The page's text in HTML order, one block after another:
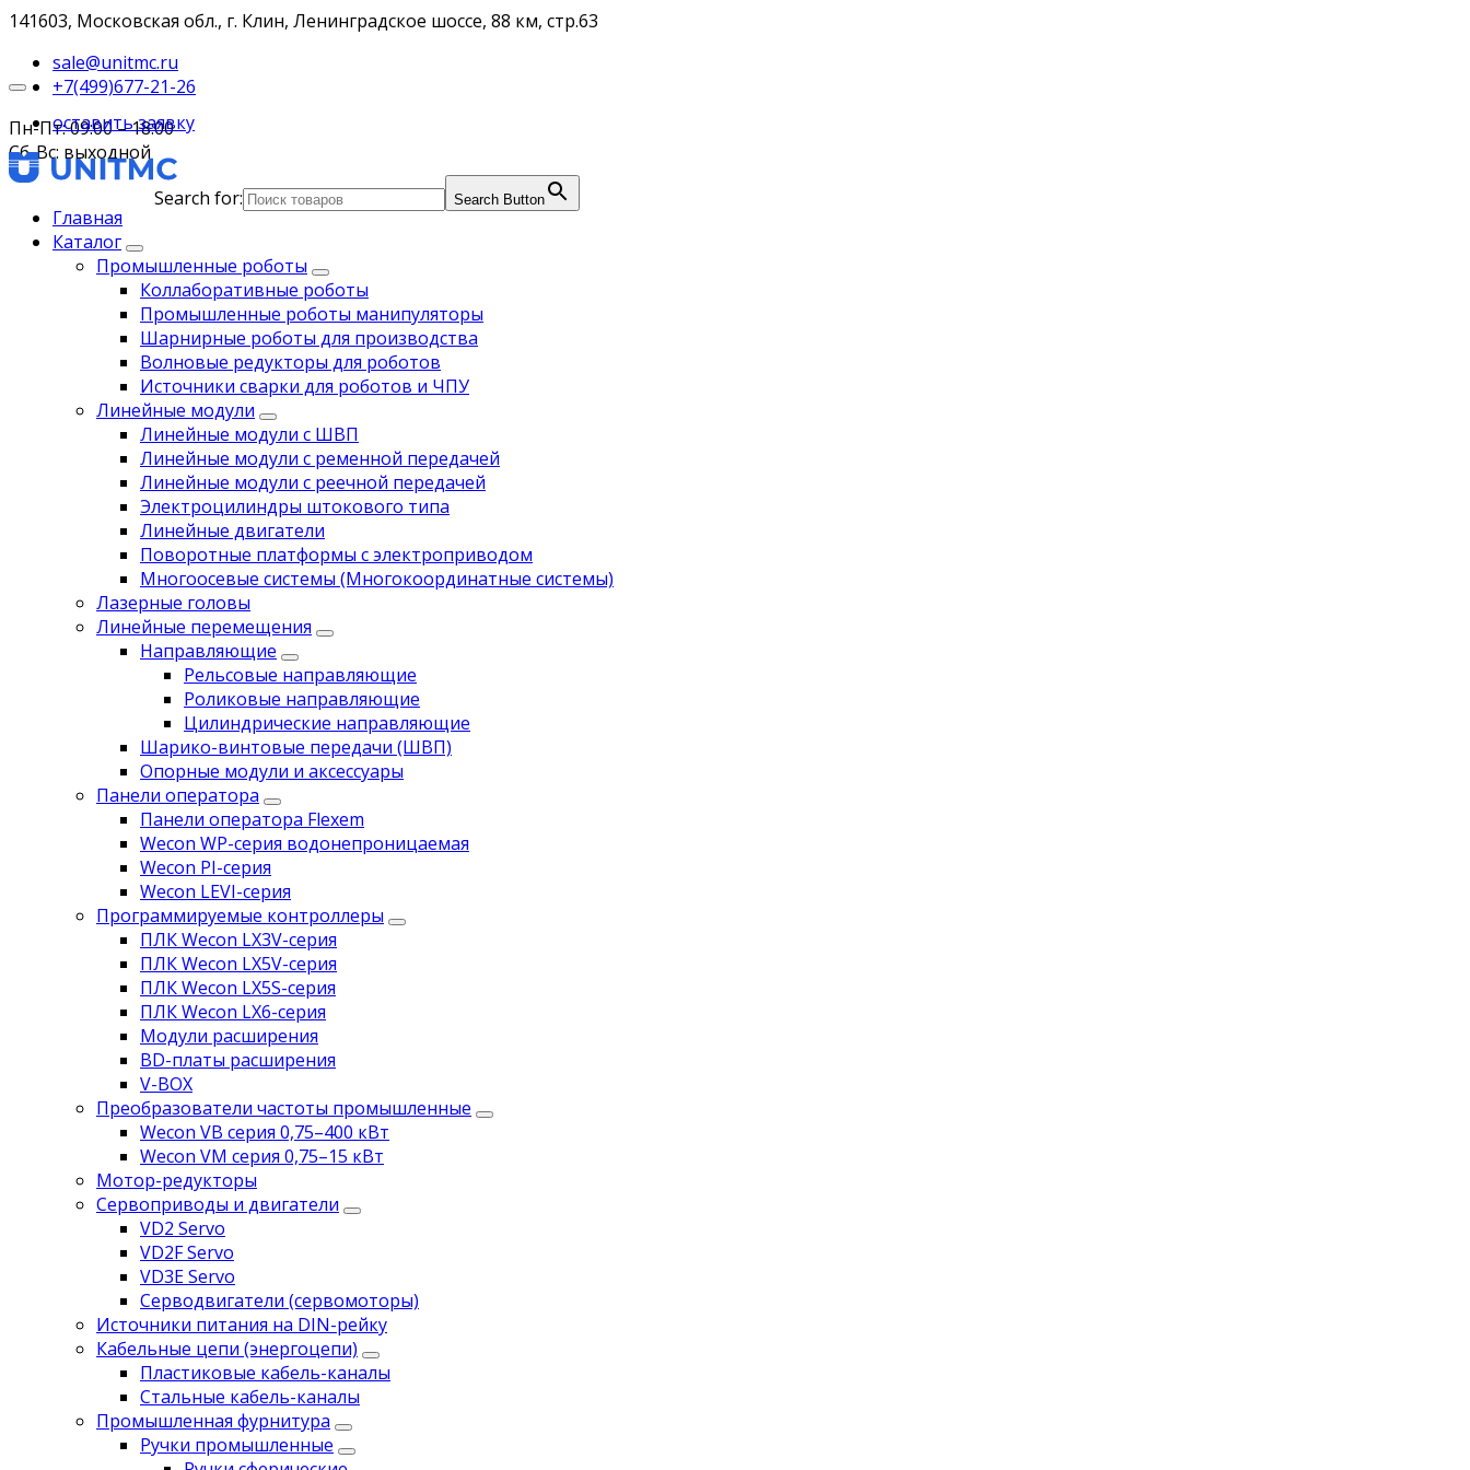
141603, Московская обл., г. Клин, Ленинградское шоссе, 88 км, стр.63
sale@unitmc.ru
+7(499)677-21-26
Пн-Пт: 09:00 – 18:00
Сб-Вс: выходной
Search for:
Search Button
оставить заявку
Главная
Каталог
Промышленные роботы
Коллаборативные роботы
Промышленные роботы манипуляторы
Шарнирные роботы для производства
Волновые редукторы для роботов
Источники сварки для роботов и ЧПУ
Линейные модули
Линейные модули с ШВП
Линейные модули с ременной передачей
Линейные модули с реечной передачей
Электроцилиндры штокового типа
Линейные двигатели
Поворотные платформы с электроприводом
Многоосевые системы (Многокоординатные системы)
Лазерные головы
Линейные перемещения
Направляющие
Рельсовые направляющие
Роликовые направляющие
Цилиндрические направляющие
Шарико-винтовые передачи (ШВП)
Опорные модули и аксессуары
Панели оператора
Панели оператора Flexem
Wecon WP-серия водонепроницаемая
Wecon PI-серия
Wecon LEVI-серия
Программируемые контроллеры
ПЛК Wecon LX3V-серия
ПЛК Wecon LX5V-серия
ПЛК Wecon LX5S-серия
ПЛК Wecon LX6-серия
Модули расширения
BD-платы расширения
V-BOX
Преобразователи частоты промышленные
Wecon VB серия 0,75–400 кВт
Wecon VM серия 0,75–15 кВт
Мотор-редукторы
Сервоприводы и двигатели
VD2 Servo
VD2F Servo
VD3E Servo
Серводвигатели (сервомоторы)
Источники питания на DIN-рейку
Кабельные цепи (энергоцепи)
Пластиковые кабель-каналы
Стальные кабель-каналы
Промышленная фурнитура
Ручки промышленные